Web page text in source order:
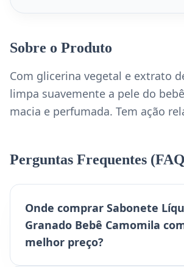
Sobre o Produto
Com glicerina vegetal e extrato
limpa suavemente a pele do
macia e perfumada. Tem ação
Perguntas Frequentes
Onde comprar Sabonete
Granado Bebê Camomila
melhor preço?